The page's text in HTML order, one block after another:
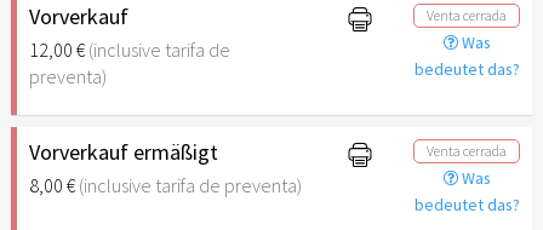
Vorverkauf
12,00 €(inclusive tarifa de
preventa)
Venta cerrada
Was
bedeutet das?
Vorverkauf ermäßigt
8,00 €(inclusive tarifa de preventa)
Venta cerrada
Was
bedeutet das?